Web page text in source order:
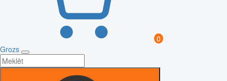
0
Grozs